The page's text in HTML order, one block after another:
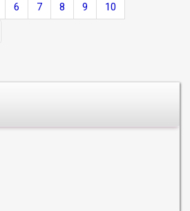
6 7 8 9
10